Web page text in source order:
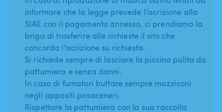
informare che la legge prevede l'iscrizione alla
SIAE con il pagamento annesso, ci prendiamo la
briga di trasferire alle richieste il sito che
concorda l'iscrizione su richiesta.
Si richiede sempre di lasciare la piscina pulita da
pattumiera e senza danni.
In caso di fumatori buttare sempre mozziconi
negli appositi posaceneri.
Rispettare la pattumiera con la sua raccolta